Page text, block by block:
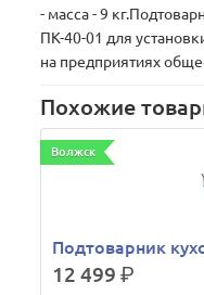
- масса - 9
ПК-40-01 для
на предприятиях
Похожие
Волжск
Подтоварник
12 499р.